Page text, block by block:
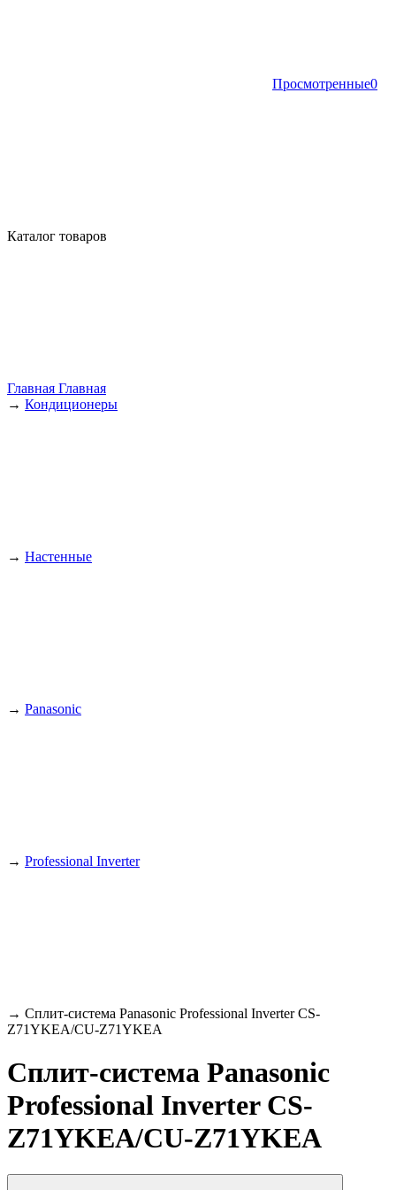
Просмотренные0
Каталог товаров
Главная Главная
→ Кондиционеры
→ Настенные
→ Panasonic
→ Professional Inverter
→ Сплит-система Panasonic Professional Inverter CS-
Z71YKEA/CU-Z71YKEA
Сплит-система Panasonic
Professional Inverter CS-
Z71YKEA/CU-Z71YKEA